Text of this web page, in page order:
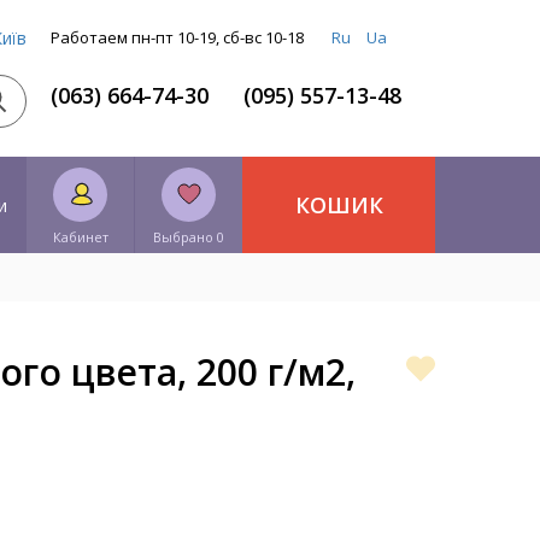
Работаем пн-пт 10-19, сб-вс 10-18 Ru Ua
(063) 664-74-30 (095) 557-13-48
Кабинет Выбрано 0
КОШИК
цвета, 200 г/м2,